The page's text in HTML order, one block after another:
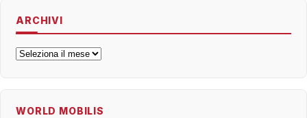
ARCHIVI
Archivi
WORLD MOBILIS